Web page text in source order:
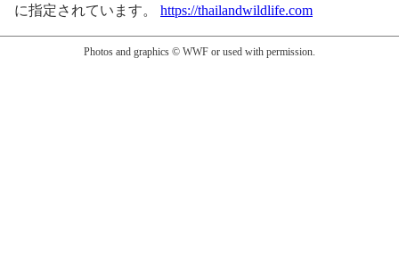
に指定されています。 https://thailandwildlife.com
Photos and graphics © WWF or used with permission.